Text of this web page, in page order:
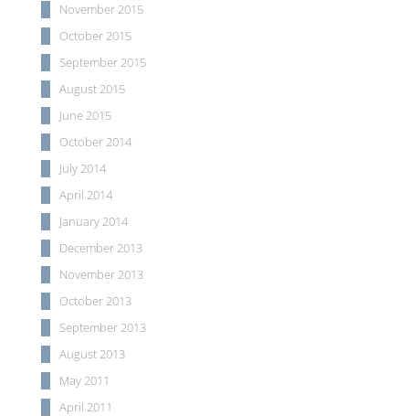
November 2015
October 2015
September 2015
August 2015
June 2015
October 2014
July 2014
April 2014
January 2014
December 2013
November 2013
October 2013
September 2013
August 2013
May 2011
April 2011